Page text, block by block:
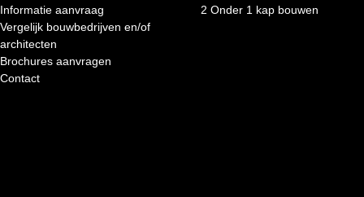
Informatie aanvraag
Vergelijk bouwbedrijven en/of
architecten
Brochures aanvragen
Contact
2 Onder 1 kap bouwen